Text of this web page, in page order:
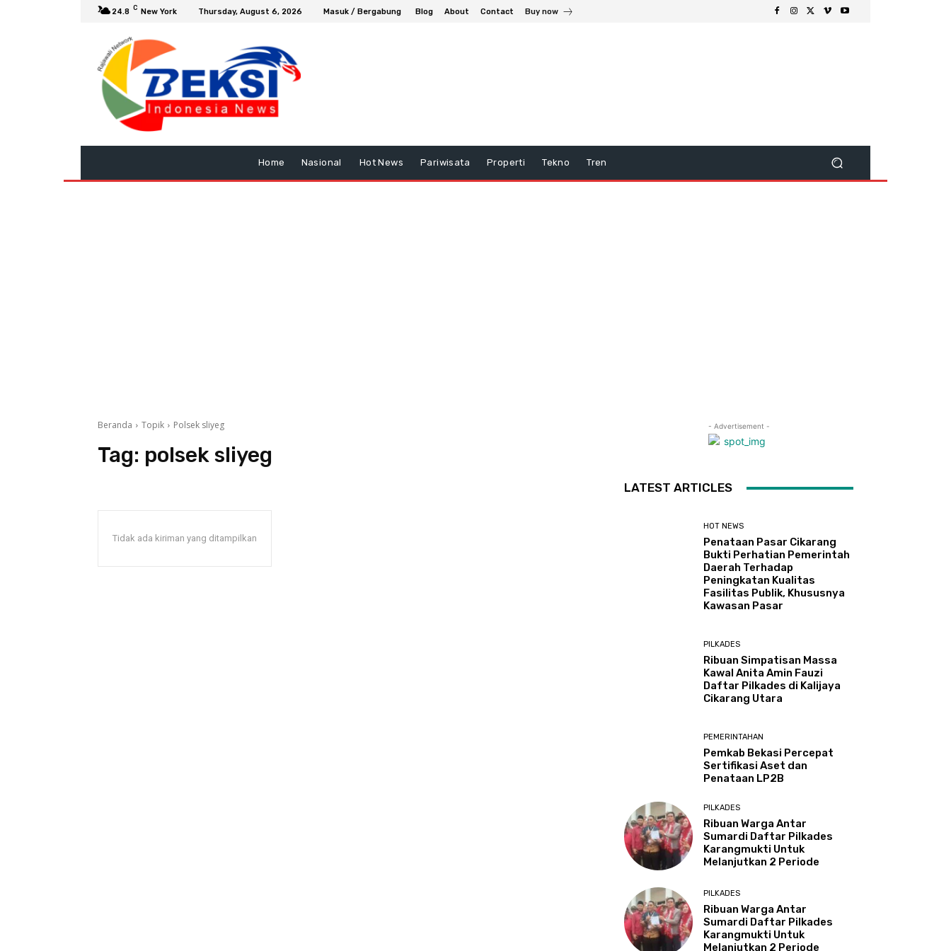
24.8 C New York Thursday, August 6, 2026 Masuk / Bergabung Blog About Contact Buy now
Home Nasional Hot News Pariwisata Properti Tekno Tren
Beranda Topik Polsek sliyeg
Tag: polsek sliyeg
Tidak ada kiriman yang ditampilkan
- Advertisement -
LATEST ARTICLES
HOT NEWS
Penataan Pasar Cikarang
Bukti Perhatian Pemerintah
Daerah Terhadap
Peningkatan Kualitas
Fasilitas Publik, Khususnya
Kawasan Pasar
PILKADES
Ribuan Simpatisan Massa
Kawal Anita Amin Fauzi
Daftar Pilkades di Kalijaya
Cikarang Utara
PEMERINTAHAN
Pemkab Bekasi Percepat
Sertifikasi Aset dan
Penataan LP2B
PILKADES
Ribuan Warga Antar
Sumardi Daftar Pilkades
Karangmukti Untuk
Melanjutkan 2 Periode
PILKADES
Ribuan Warga Antar
Sumardi Daftar Pilkades
Karangmukti Untuk
Melanjutkan 2 Periode